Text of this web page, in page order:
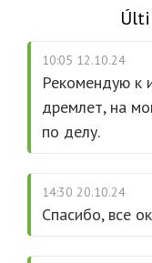
10:05 12.10.24
Рекомендую к
дремлет, на
по делу.
14:30 20.10.24
Спасибо, все